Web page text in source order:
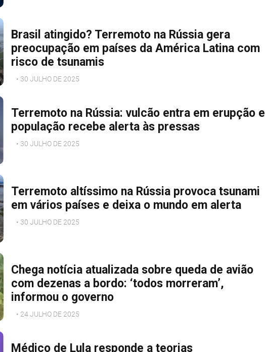
Brasil atingido? Terremoto na Rússia gera
preocupação em países da América Latina com
risco de tsunamis
• 30 JULHO DE 2025
Terremoto na Rússia: vulcão entra em erupção e
população recebe alerta às pressas
• 30 JULHO DE 2025
Terremoto altíssimo na Rússia provoca tsunami
em vários países e deixa o mundo em alerta
• 30 JULHO DE 2025
Chega notícia atualizada sobre queda de avião
com dezenas a bordo: ‘todos morreram’,
informou o governo
• 24 JULHO DE 2025
Médico de Lula responde a teorias